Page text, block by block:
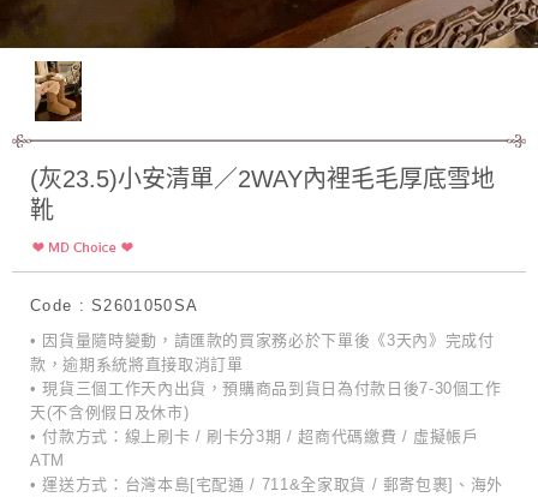
(灰23.5)小安清單／2WAY內裡毛毛厚底雪地
靴
Code : S2601050SA
• 因貨量隨時變動，請匯款的買家務必於下單後《3天內》完成付
款，逾期系統將直接取消訂單
• 現貨三個工作天內出貨，預購商品到貨日為付款日後7-30個工作
天(不含例假日及休市)
• 付款方式：線上刷卡 / 刷卡分3期 / 超商代碼繳費 / 虛擬帳戶
ATM
• 運送方式：台灣本島[宅配通 / 711&全家取貨 / 郵寄包裹]、海外